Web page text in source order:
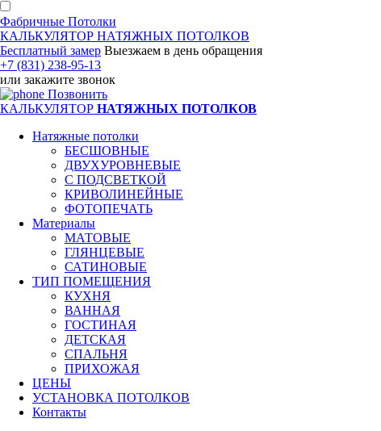
Фабричные Потолки
КАЛЬКУЛЯТОР НАТЯЖНЫХ ПОТОЛКОВ
Бесплатный замер Выезжаем в день обращения
+7 (831) 238-95-13
или закажите звонок
Позвонить
КАЛЬКУЛЯТОР НАТЯЖНЫХ ПОТОЛКОВ
Натяжные потолки
БЕСШОВНЫЕ
ДВУХУРОВНЕВЫЕ
С ПОДСВЕТКОЙ
КРИВОЛИНЕЙНЫЕ
ФОТОПЕЧАТЬ
Материалы
МАТОВЫЕ
ГЛЯНЦЕВЫЕ
САТИНОВЫЕ
ТИП ПОМЕЩЕНИЯ
КУХНЯ
ВАННАЯ
ГОСТИНАЯ
ДЕТСКАЯ
СПАЛЬНЯ
ПРИХОЖАЯ
ЦЕНЫ
УСТАНОВКА ПОТОЛКОВ
Контакты